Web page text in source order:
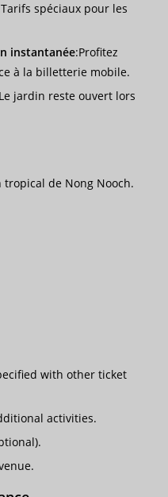
spéciaux pour les
instantanée:Profitez
à la billetterie mobile.
jardin reste ouvert lors
de Nong Nooch.
with other ticket
activities.